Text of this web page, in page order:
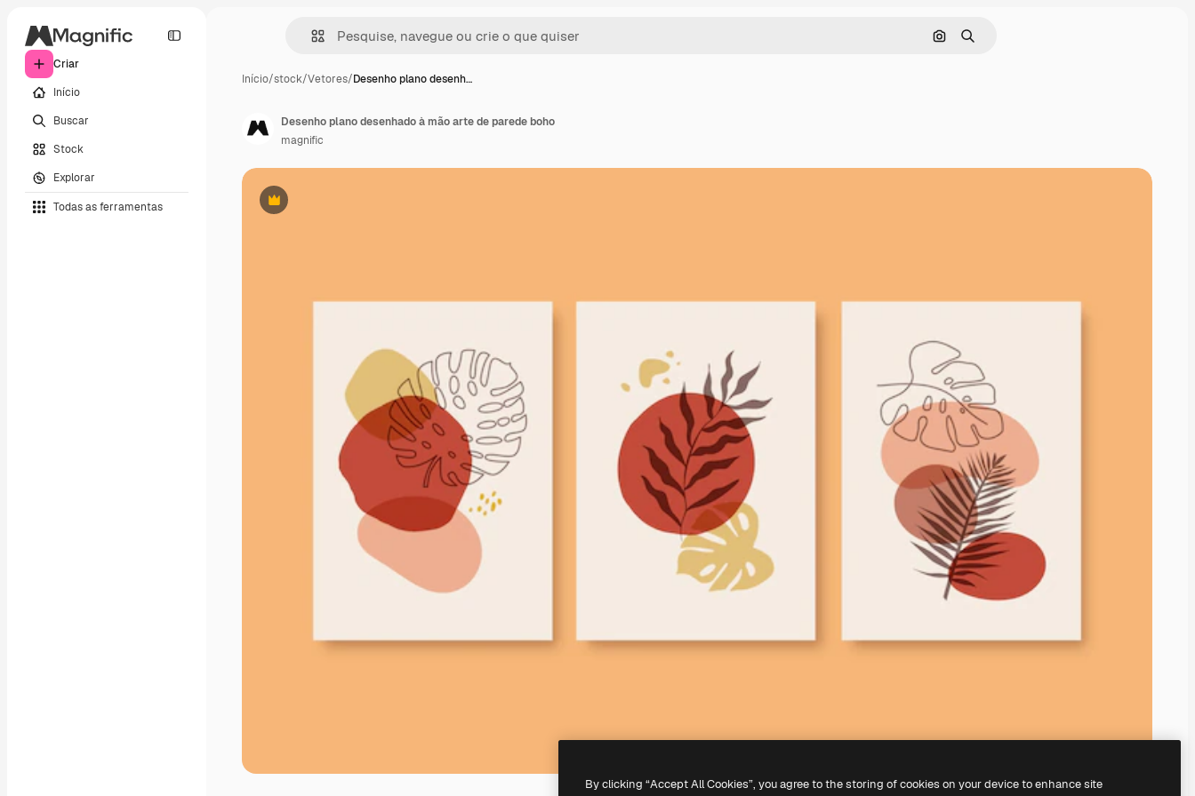
Criar
Início
Buscar
Stock
Explorar
Todas as ferramentas
Pesquisar por imagem
Buscar
Início/stock/Vetores/Desenho plano desenh…
Premium
Desenho plano desenhado à mão arte de parede boho
magnific
By clicking “Accept All Cookies”, you agree to the storing of cookies on your device to enhance site